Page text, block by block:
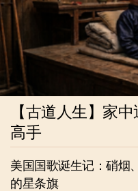
【古道人生】家
高手
美国国歌诞生记：硝烟
的星条旗